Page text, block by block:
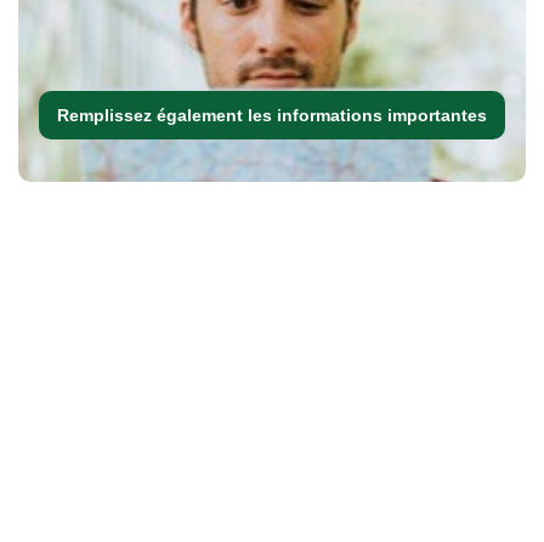
Remplissez également les informations importantes